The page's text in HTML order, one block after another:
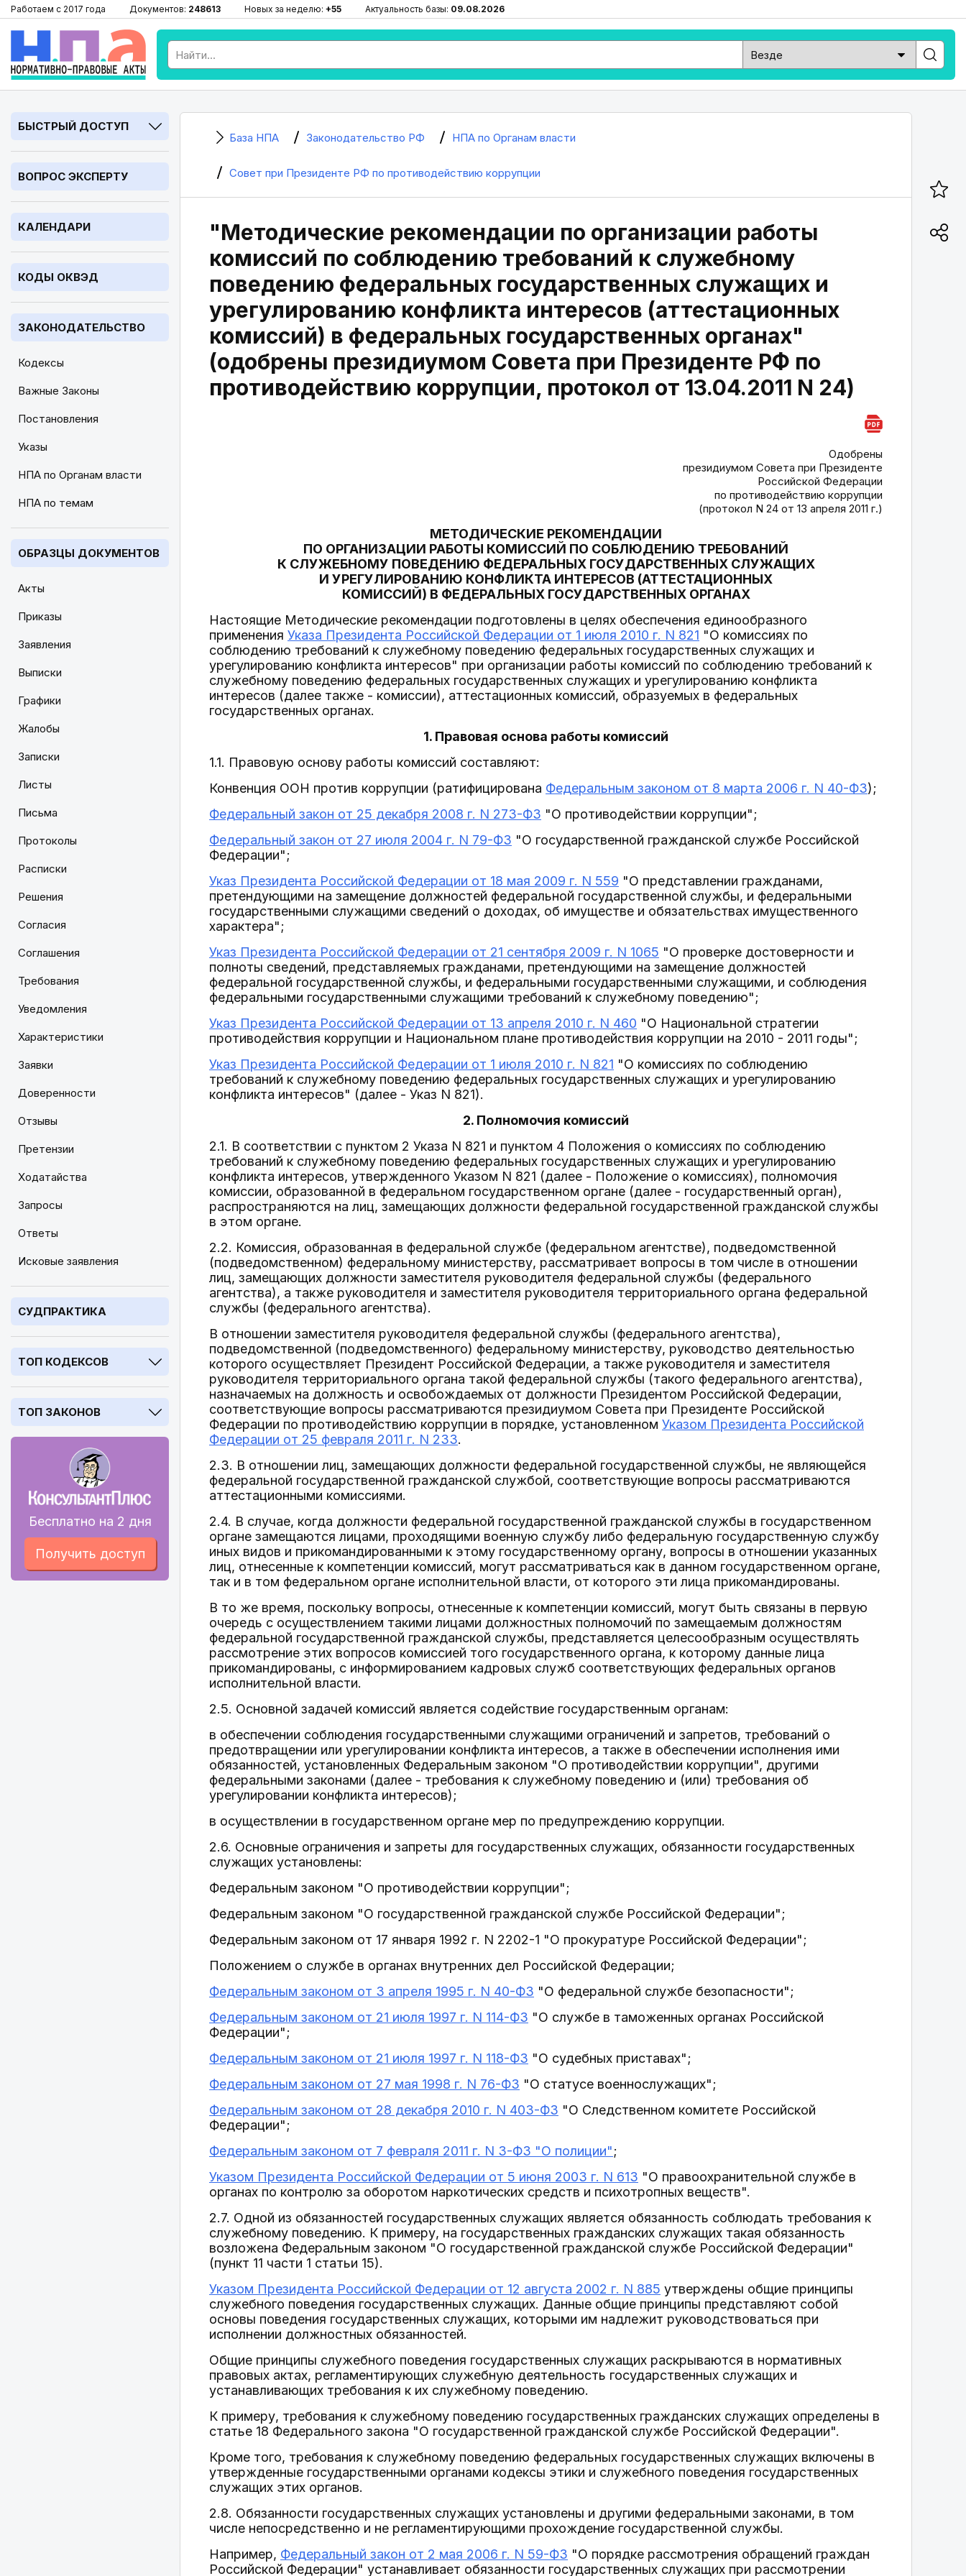
Работаем с 2017 года Документов: 248613 Новых за неделю: +55 Актуальность базы: 09.08.2026
БЫСТРЫЙ ДОСТУП
ВОПРОС ЭКСПЕРТУ
КАЛЕНДАРИ
КОДЫ ОКВЭД
ЗАКОНОДАТЕЛЬСТВО
Кодексы
Важные Законы
Постановления
Указы
НПА по Органам власти
НПА по темам
ОБРАЗЦЫ ДОКУМЕНТОВ
Акты
Приказы
Заявления
Выписки
Графики
Жалобы
Записки
Листы
Письма
Протоколы
Расписки
Решения
Согласия
Соглашения
Требования
Уведомления
Характеристики
Заявки
Доверенности
Отзывы
Претензии
Ходатайства
Запросы
Ответы
Исковые заявления
СУДПРАКТИКА
ТОП КОДЕКСОВ
ТОП ЗАКОНОВ
Бесплатно на 2 дня
Получить доступ
База НПА Законодательство РФ НПА по Органам власти
Совет при Президенте РФ по противодействию коррупции
"Методические рекомендации по организации работы
комиссий по соблюдению требований к служебному
поведению федеральных государственных служащих и
урегулированию конфликта интересов (аттестационных
комиссий) в федеральных государственных органах"
(одобрены президиумом Совета при Президенте РФ по
противодействию коррупции, протокол от 13.04.2011 N 24)
Одобрены
президиумом Совета при Президенте
Российской Федерации
по противодействию коррупции
(протокол N 24 от 13 апреля 2011 г.)
МЕТОДИЧЕСКИЕ РЕКОМЕНДАЦИИ
ПО ОРГАНИЗАЦИИ РАБОТЫ КОМИССИЙ ПО СОБЛЮДЕНИЮ ТРЕБОВАНИЙ
К СЛУЖЕБНОМУ ПОВЕДЕНИЮ ФЕДЕРАЛЬНЫХ ГОСУДАРСТВЕННЫХ СЛУЖАЩИХ
И УРЕГУЛИРОВАНИЮ КОНФЛИКТА ИНТЕРЕСОВ (АТТЕСТАЦИОННЫХ
КОМИССИЙ) В ФЕДЕРАЛЬНЫХ ГОСУДАРСТВЕННЫХ ОРГАНАХ
Настоящие Методические рекомендации подготовлены в целях обеспечения единообразного
применения Указа Президента Российской Федерации от 1 июля 2010 г. N 821 "О комиссиях по
соблюдению требований к служебному поведению федеральных государственных служащих и
урегулированию конфликта интересов" при организации работы комиссий по соблюдению требований к
служебному поведению федеральных государственных служащих и урегулированию конфликта
интересов (далее также - комиссии), аттестационных комиссий, образуемых в федеральных
государственных органах.
1. Правовая основа работы комиссий
1.1. Правовую основу работы комиссий составляют:
Конвенция ООН против коррупции (ратифицирована Федеральным законом от 8 марта 2006 г. N 40-ФЗ);
Федеральный закон от 25 декабря 2008 г. N 273-ФЗ "О противодействии коррупции";
Федеральный закон от 27 июля 2004 г. N 79-ФЗ "О государственной гражданской службе Российской
Федерации";
Указ Президента Российской Федерации от 18 мая 2009 г. N 559 "О представлении гражданами,
претендующими на замещение должностей федеральной государственной службы, и федеральными
государственными служащими сведений о доходах, об имуществе и обязательствах имущественного
характера";
Указ Президента Российской Федерации от 21 сентября 2009 г. N 1065 "О проверке достоверности и
полноты сведений, представляемых гражданами, претендующими на замещение должностей
федеральной государственной службы, и федеральными государственными служащими, и соблюдения
федеральными государственными служащими требований к служебному поведению";
Указ Президента Российской Федерации от 13 апреля 2010 г. N 460 "О Национальной стратегии
противодействия коррупции и Национальном плане противодействия коррупции на 2010 - 2011 годы";
Указ Президента Российской Федерации от 1 июля 2010 г. N 821 "О комиссиях по соблюдению
требований к служебному поведению федеральных государственных служащих и урегулированию
конфликта интересов" (далее - Указ N 821).
2. Полномочия комиссий
2.1. В соответствии с пунктом 2 Указа N 821 и пунктом 4 Положения о комиссиях по соблюдению
требований к служебному поведению федеральных государственных служащих и урегулированию
конфликта интересов, утвержденного Указом N 821 (далее - Положение о комиссиях), полномочия
комиссии, образованной в федеральном государственном органе (далее - государственный орган),
распространяются на лиц, замещающих должности федеральной государственной гражданской службы
в этом органе.
2.2. Комиссия, образованная в федеральной службе (федеральном агентстве), подведомственной
(подведомственном) федеральному министерству, рассматривает вопросы в том числе в отношении
лиц, замещающих должности заместителя руководителя федеральной службы (федерального
агентства), а также руководителя и заместителя руководителя территориального органа федеральной
службы (федерального агентства).
В отношении заместителя руководителя федеральной службы (федерального агентства),
подведомственной (подведомственного) федеральному министерству, руководство деятельностью
которого осуществляет Президент Российской Федерации, а также руководителя и заместителя
руководителя территориального органа такой федеральной службы (такого федерального агентства),
назначаемых на должность и освобождаемых от должности Президентом Российской Федерации,
соответствующие вопросы рассматриваются президиумом Совета при Президенте Российской
Федерации по противодействию коррупции в порядке, установленном Указом Президента Российской
Федерации от 25 февраля 2011 г. N 233.
2.3. В отношении лиц, замещающих должности федеральной государственной службы, не являющейся
федеральной государственной гражданской службой, соответствующие вопросы рассматриваются
аттестационными комиссиями.
2.4. В случае, когда должности федеральной государственной гражданской службы в государственном
органе замещаются лицами, проходящими военную службу либо федеральную государственную службу
иных видов и прикомандированными к этому государственному органу, вопросы в отношении указанных
лиц, отнесенные к компетенции комиссий, могут рассматриваться как в данном государственном органе,
так и в том федеральном органе исполнительной власти, от которого эти лица прикомандированы.
В то же время, поскольку вопросы, отнесенные к компетенции комиссий, могут быть связаны в первую
очередь с осуществлением такими лицами должностных полномочий по замещаемым должностям
федеральной государственной гражданской службы, представляется целесообразным осуществлять
рассмотрение этих вопросов комиссией того государственного органа, к которому данные лица
прикомандированы, с информированием кадровых служб соответствующих федеральных органов
исполнительной власти.
2.5. Основной задачей комиссий является содействие государственным органам:
в обеспечении соблюдения государственными служащими ограничений и запретов, требований о
предотвращении или урегулировании конфликта интересов, а также в обеспечении исполнения ими
обязанностей, установленных Федеральным законом "О противодействии коррупции", другими
федеральными законами (далее - требования к служебному поведению и (или) требования об
урегулировании конфликта интересов);
в осуществлении в государственном органе мер по предупреждению коррупции.
2.6. Основные ограничения и запреты для государственных служащих, обязанности государственных
служащих установлены:
Федеральным законом "О противодействии коррупции";
Федеральным законом "О государственной гражданской службе Российской Федерации";
Федеральным законом от 17 января 1992 г. N 2202-1 "О прокуратуре Российской Федерации";
Положением о службе в органах внутренних дел Российской Федерации;
Федеральным законом от 3 апреля 1995 г. N 40-ФЗ "О федеральной службе безопасности";
Федеральным законом от 21 июля 1997 г. N 114-ФЗ "О службе в таможенных органах Российской
Федерации";
Федеральным законом от 21 июля 1997 г. N 118-ФЗ "О судебных приставах";
Федеральным законом от 27 мая 1998 г. N 76-ФЗ "О статусе военнослужащих";
Федеральным законом от 28 декабря 2010 г. N 403-ФЗ "О Следственном комитете Российской
Федерации";
Федеральным законом от 7 февраля 2011 г. N 3-ФЗ "О полиции";
Указом Президента Российской Федерации от 5 июня 2003 г. N 613 "О правоохранительной службе в
органах по контролю за оборотом наркотических средств и психотропных веществ".
2.7. Одной из обязанностей государственных служащих является обязанность соблюдать требования к
служебному поведению. К примеру, на государственных гражданских служащих такая обязанность
возложена Федеральным законом "О государственной гражданской службе Российской Федерации"
(пункт 11 части 1 статьи 15).
Указом Президента Российской Федерации от 12 августа 2002 г. N 885 утверждены общие принципы
служебного поведения государственных служащих. Данные общие принципы представляют собой
основы поведения государственных служащих, которыми им надлежит руководствоваться при
исполнении должностных обязанностей.
Общие принципы служебного поведения государственных служащих раскрываются в нормативных
правовых актах, регламентирующих служебную деятельность государственных служащих и
устанавливающих требования к их служебному поведению.
К примеру, требования к служебному поведению государственных гражданских служащих определены в
статье 18 Федерального закона "О государственной гражданской службе Российской Федерации".
Кроме того, требования к служебному поведению федеральных государственных служащих включены в
утвержденные государственными органами кодексы этики и служебного поведения государственных
служащих этих органов.
2.8. Обязанности государственных служащих установлены и другими федеральными законами, в том
числе непосредственно и не регламентирующими прохождение государственной службы.
Например, Федеральный закон от 2 мая 2006 г. N 59-ФЗ "О порядке рассмотрения обращений граждан
Российской Федерации" устанавливает обязанности государственных служащих при рассмотрении